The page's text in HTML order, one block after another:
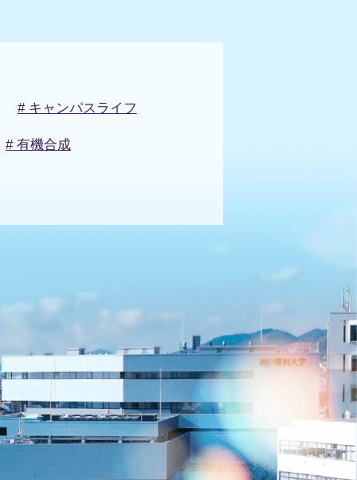
# キャンパスライフ
# 有機合成